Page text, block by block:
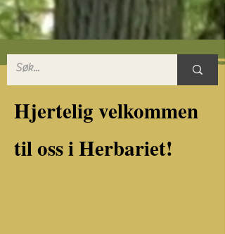
Hjertelig velkommen
til oss i Herbariet!